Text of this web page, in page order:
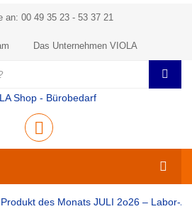
an: 00 49 35 23 - 53 37 21
Das Unternehmen VIOLA
Produkt des Monats JULI 2o26 – Labor-